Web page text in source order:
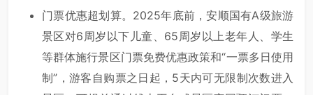
门票优惠超划算。2025年底前，安顺国有A级旅游
景区对6周岁以下儿童、65周岁以上老年人、学生
等群体施行景区门票免费优惠政策和“一票多日使用
制”，游客自购票之日起，5天内可无限制次数进入